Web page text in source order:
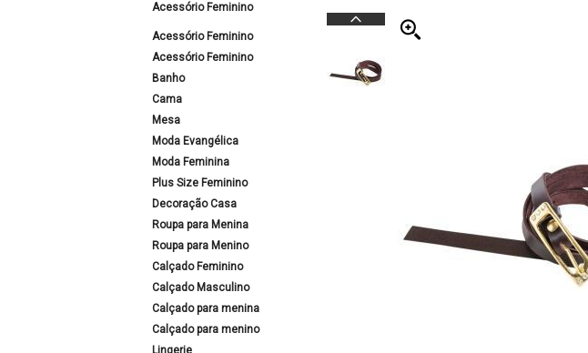
Acessório Feminino
Acessório Feminino
Acessório Feminino
Banho
Cama
Mesa
Moda Evangélica
Moda Feminina
Plus Size Feminino
Decoração Casa
Roupa para Menina
Roupa para Menino
Calçado Feminino
Calçado Masculino
Calçado para menina
Calçado para menino
Lingerie